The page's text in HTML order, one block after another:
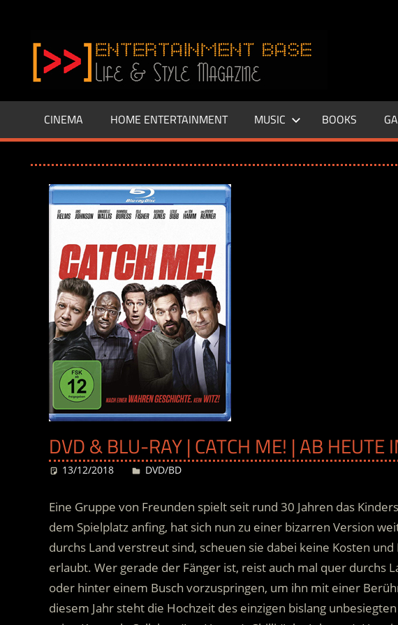
springen
–
LIFE
Base.de
CINEMA HOME ENTERTAINMENT MUSIC BOOKS
DVD & BLU-RAY | CATCH ME! | AB HEUTE
13/12/2018 Desiree
DVD/BD
Eine Gruppe von Freunden spielt seit rund 30 Jahren das
dem Spielplatz anfing, hat sich nun zu einer bizarren Version
durchs Land verstreut sind, scheuen sie dabei keine Kosten
erlaubt. Wer gerade der Fänger ist, reist auch mal quer durchs
oder hinter einem Busch vorzuspringen, um ihn mit einer
diesem Jahr steht die Hochzeit des einzigen bislang